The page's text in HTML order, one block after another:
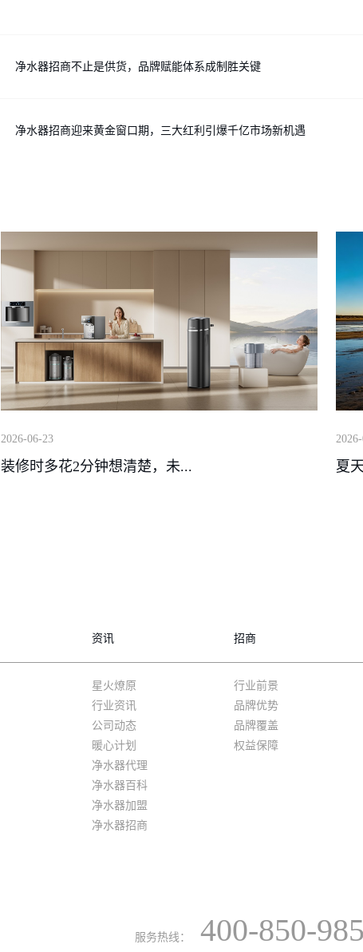
净水器招商不止是供货，品牌赋能体系成制胜关键
净水器招商迎来黄金窗口期，三大红利引爆千亿市场新机遇
2026-06-23
装修时多花2分钟想清楚，未... 夏
资讯 招商
星火燎原
行业资讯
公司动态
暖心计划
净水器代理
净水器百科
净水器加盟
净水器招商
行业前景
品牌优势
品牌覆盖
权益保障
服务热线： 400-850-